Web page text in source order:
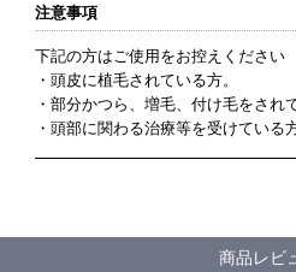
注意事項
下記の方はご使用をお控えください
・頭皮に植毛されている方。
・部分かつら、増毛、付け毛をされ
・頭部に関わる治療等を受けている方
商品レビ